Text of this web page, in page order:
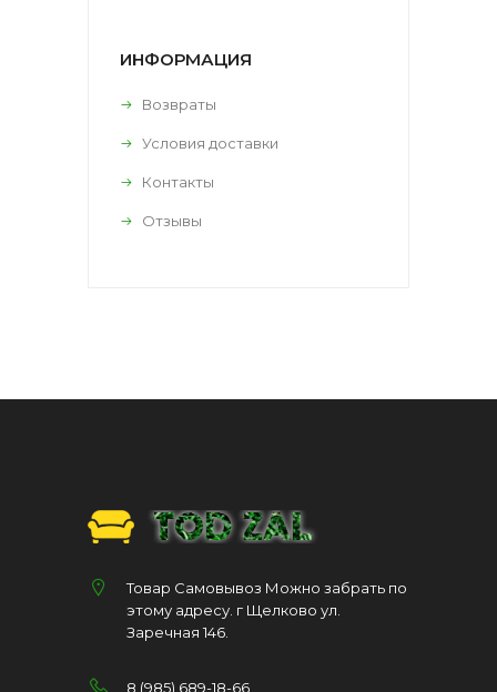
ИНФОРМАЦИЯ
Возвраты
Условия доставки
Контакты
Отзывы
Товар Самовывоз Можно забрать по
этому адресу. г Щелково ул.
Заречная 146.
8 (985) 689-18-66